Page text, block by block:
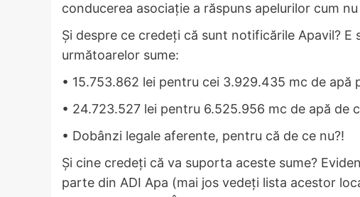
conducerea asociație a răspuns apelurilor cum
Și despre ce credeți că sunt notificările Apavil? E
următoarelor sume:
• 15.753.862 lei pentru cei 3.929.435 mc de apă
• 24.723.527 lei pentru 6.525.956 mc de apă de
• Dobânzi legale aferente, pentru că de ce nu?!
Și cine credeți că va suporta aceste sume?
parte din ADI Apa (mai jos vedeți lista acestor